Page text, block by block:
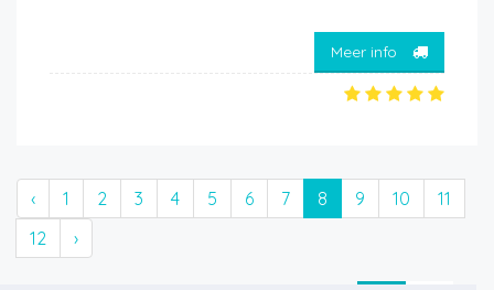
Meer info
‹ 1 2 3 4 5 6 7 8 9 10
11
12
›